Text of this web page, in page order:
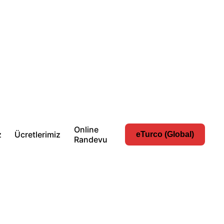
Ücretlerimiz
Online
Randevu
eTurco (Global)